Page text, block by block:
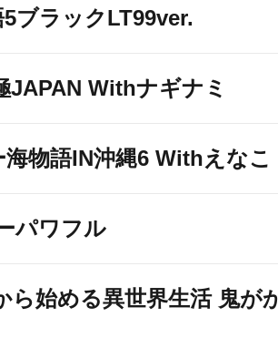
ブラックLT99ver.
JAPAN Withナギナミ
海物語IN沖縄6 Withえなこ
パワフル
ら始める異世界生活 鬼が